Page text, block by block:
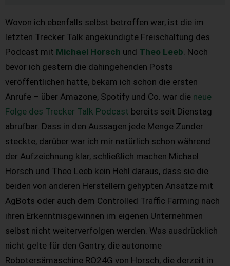
Wovon ich ebenfalls selbst betroffen war, ist die im
letzten Trecker Talk angekündigte Freischaltung des
Podcast mit Michael Horsch und Theo Leeb . Noch
bevor ich gestern die dahingehenden Posts
veröffentlichen hatte, bekam ich schon die ersten
Anrufe – über Amazone, Spotify und Co. war die neue
Folge des Trecker Talk Podcast bereits seit Dienstag
abrufbar. Dass in den Aussagen jede Menge Zunder
steckte, darüber war ich mir natürlich schon während
der Aufzeichnung klar, schließlich machen Michael
Horsch und Theo Leeb kein Hehl daraus, dass sie die
beiden von anderen Herstellern gehypten Ansätze mit
AgBots oder auch dem Controlled Traffic Farming nach
ihren Erkenntnisgewinnen im eigenen Unternehmen
selbst nicht weiterverfolgen werden. Was ausdrücklich
nicht gelte für den Gantry, die autonome
Robotersämaschine RO24G von Horsch, die derzeit in